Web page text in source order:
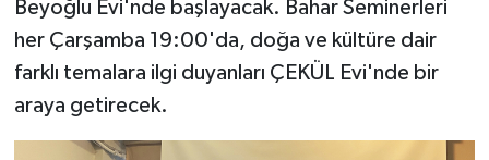
Beyoğlu Evi'nde başlayacak. Bahar Seminerleri
her Çarşamba 19:00'da, doğa ve kültüre dair
farklı temalara ilgi duyanları ÇEKÜL Evi'nde bir
araya getirecek.